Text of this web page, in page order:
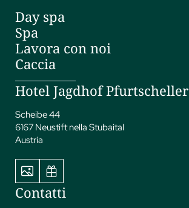
Day spa
Spa
Lavora con noi
Caccia
Hotel Jagdhof Pfurtscheller
Scheibe 44
6167 Neustift nella Stubaital
Austria
Contatti